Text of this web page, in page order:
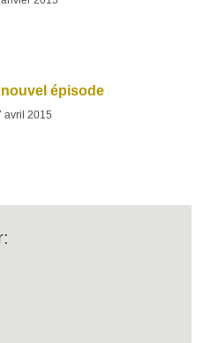
épisode
avril 2015